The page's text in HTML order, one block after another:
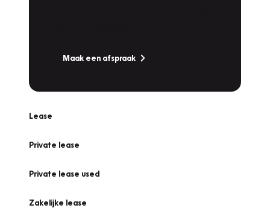
Maak een afspraak
Lease
Private lease
Private lease used
Zakelijke lease